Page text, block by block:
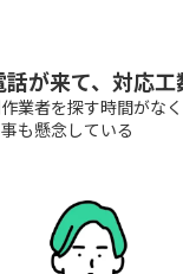
が来て、対応工
業者を探す時間がな
も懸念している